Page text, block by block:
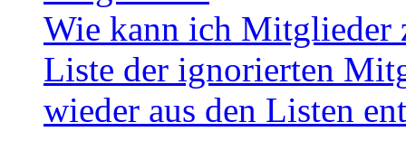
Wie kann ich Mitglieder
Liste der ignorierten
wieder aus den Listen